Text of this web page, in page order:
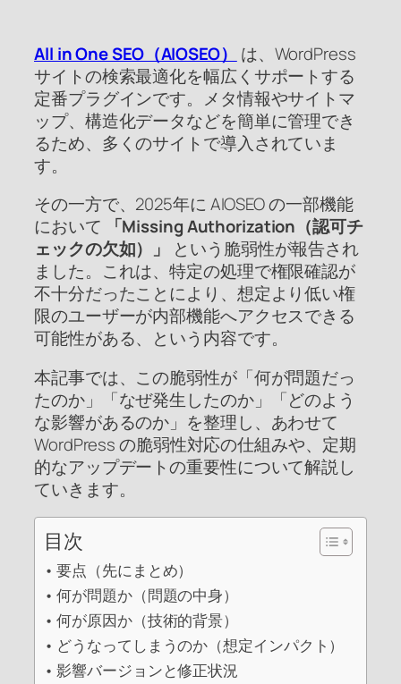
All in One SEO（AIOSEO）
は、WordPress
サイトの検索最適化を幅広くサポートする
定番プラグインです。メタ情報やサイトマ
ップ、構造化データなどを簡単に管理でき
るため、多くのサイトで導入されていま
す。
その一方で、2025年に AIOSEO の一部機能
において
「Missing Authorization（認可チ
ェックの欠如）」
という脆弱性が報告され
ました。これは、特定の処理で権限確認が
不十分だったことにより、想定より低い権
限のユーザーが内部機能へアクセスできる
可能性がある、という内容です。
本記事では、この脆弱性が「何が問題だっ
たのか」「なぜ発生したのか」「どのよう
な影響があるのか」を整理し、あわせて
WordPress の脆弱性対応の仕組みや、定期
的なアップデートの重要性について解説し
ていきます。
目次
要点（先にまとめ）
何が問題か（問題の中身）
何が原因か（技術的背景）
どうなってしまうのか（想定インパクト）
影響バージョンと修正状況